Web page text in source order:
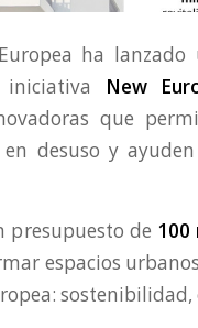
ha
New
que
en desuso y
presupuesto de 100
espacios